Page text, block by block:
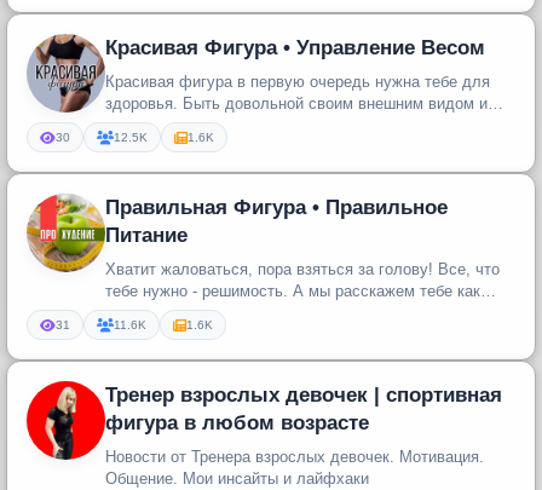
Красивая Фигура • Управление Весом
Красивая фигура в первую очередь нужна тебе для
здоровья. Быть довольной своим внешним видом и
всегда испытывать бодрост...
30 12.5K 1.6K
Правильная Фигура • Правильное
Питание
Хватит жаловаться, пора взяться за голову! Все, что
тебе нужно - решимость. А мы расскажем тебе как
правильно питаться и...
31 11.6K 1.6K
Тренер взрослых девочек | спортивная
фигура в любом возрасте
Новости от Тренера взрослых девочек. Мотивация.
Общение. Мои инсайты и лайфхаки